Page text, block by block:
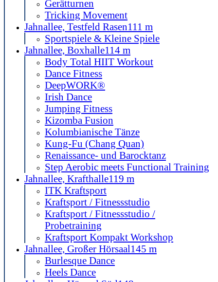
Gerätturnen
Tricking Movement
Jahnallee, Testfeld Rasen111 m
Sportspiele & Kleine Spiele
Jahnallee, Boxhalle114 m
Body Total HIIT Workout
Dance Fitness
DeepWORK®
Irish Dance
Jumping Fitness
Kizomba Fusion
Kolumbianische Tänze
Kung-Fu (Chang Quan)
Renaissance- und Barocktanz
Step Aerobic meets Functional Training
Jahnallee, Krafthalle119 m
ITK Kraftsport
Kraftsport / Fitnessstudio
Kraftsport / Fitnessstudio /
Probetraining
Kraftsport Kompakt Workshop
Jahnallee, Großer Hörsaal145 m
Burlesque Dance
Heels Dance